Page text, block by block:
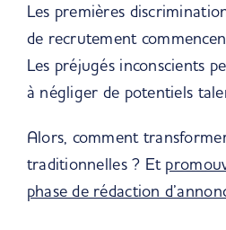
Les premières
de recrutement
Les préjugés inconscients
à négliger de potentiels
Alors, comment
traditionnelles ? Et
phase de rédaction